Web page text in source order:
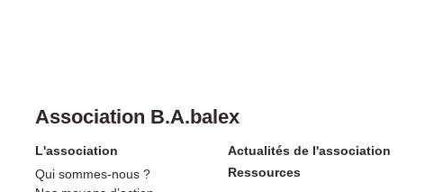
Association B.A.balex
L'association
Qui sommes-nous ?
Actualités de l'association
Ressources